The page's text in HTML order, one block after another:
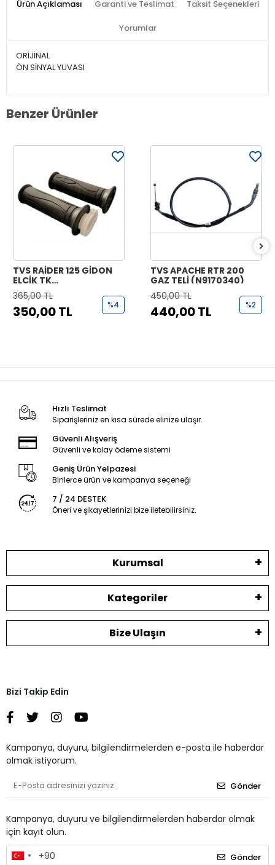
Ürün Açıklaması Garanti ve Teslimat Taksit Seçenekleri
Yorumlar
ORİJİNAL
ÖN SİNYAL YUVASI
Benzer Ürünler
TVS RAİDER 125 GİDON
ELCİK TK
(N9221070+N9221170)
365,00 TL
350,00 TL %4
TVS APACHE RTR 200
GAZ TELİ (N9170340)
450,00 TL
440,00 TL %2
Hızlı Teslimat
Siparişleriniz en kısa sürede elinize ulaşır.
Güvenli Alışveriş
Güvenli ve kolay ödeme sistemi
Geniş Ürün Yelpazesi
Binlerce ürün ve kampanya seçeneği
7 / 24 DESTEK
Öneri ve şikayetlerinizi bize iletebilirsiniz.
Kurumsal
Kategoriler
Bize Ulaşın
Bizi Takip Edin
Kampanya, duyuru, bilgilendirmelerden e-posta ile haberdar
olmak istiyorum.
Gönder
Kampanya, duyuru ve bilgilendirmelerden haberdar olmak
için kayıt olun.
Gönder